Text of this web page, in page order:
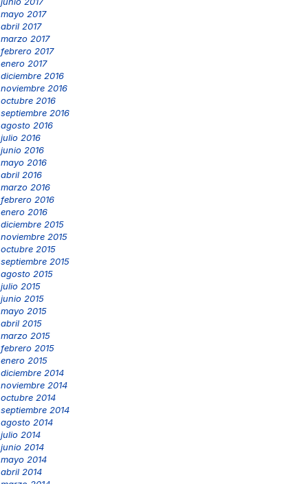
mayo 2017
abril 2017
marzo 2017
febrero 2017
enero 2017
diciembre 2016
noviembre 2016
octubre 2016
septiembre 2016
agosto 2016
julio 2016
junio 2016
mayo 2016
abril 2016
marzo 2016
febrero 2016
enero 2016
diciembre 2015
noviembre 2015
octubre 2015
septiembre 2015
agosto 2015
julio 2015
junio 2015
mayo 2015
abril 2015
marzo 2015
febrero 2015
enero 2015
diciembre 2014
noviembre 2014
octubre 2014
septiembre 2014
agosto 2014
julio 2014
junio 2014
mayo 2014
abril 2014